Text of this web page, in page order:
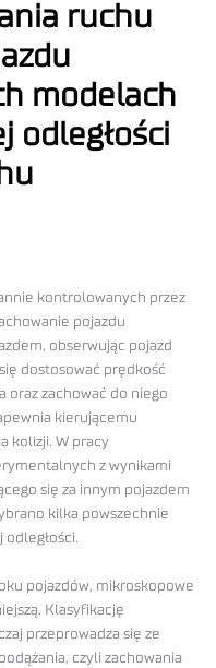
ruchu
modelach
odległości
kontrolowanych przez
pojazdu
obserwując pojazd
dostosować prędkość
oraz zachować do niego
kierującemu
kolizji. W pracy
z wynikami
się za innym pojazdem
kilka powszechnie
pojazdów, mikroskopowe
Klasyfikację
przeprowadza się ze
czyli zachowania